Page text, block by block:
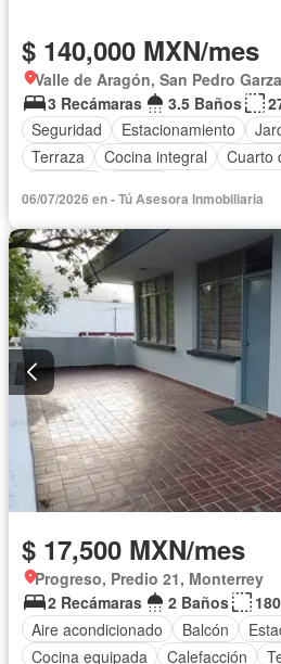
$ 140,000 MXN/mes
Valle de Aragón, San Pedro
3 Recámaras
3.5 Baños
Seguridad
Estacionamiento
Terraza
Cocina integral Cuarto
Acceso para personas con
Zona infantil
Sala polivalente
Aire acondicionado
Electricidad
Cuarto de Limpieza
Calefacción
Despacho
Vista panorámica
Caseta de vigilancia
Solo familias
Permite niños
Sin amueblar
06/07/2026 en - Tú Asesora Inmobiliaria
$ 17,500 MXN/mes
Progreso, Predio 21, Monterrey
2 Recámaras
2 Baños
Aire acondicionado
Balcón
Cocina equipada
Calefacción